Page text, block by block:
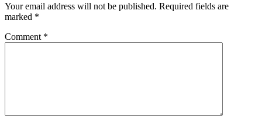
Your email address will not be published. Required fields are
marked *
Comment *